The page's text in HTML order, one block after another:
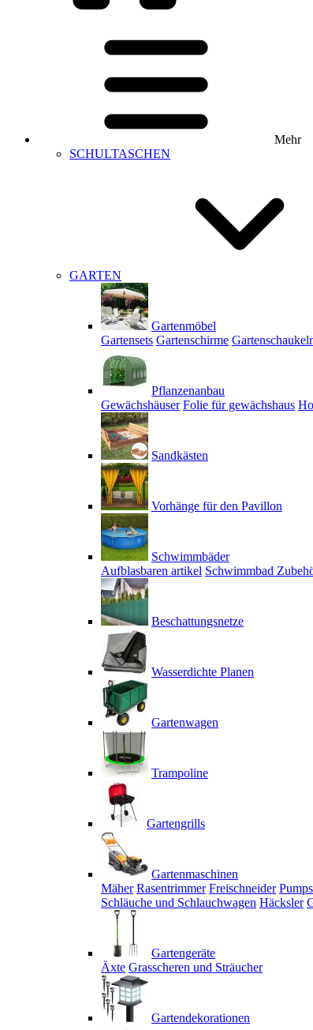
Mehr
SCHULTASCHEN
GARTEN
Gartenmöbel
Gartensets Gartenschirme
Pflanzenanbau
Gewächshäuser Folie für gewächshaus
Sandkästen
Vorhänge für den Pavillon
Schwimmbäder
Aufblasbaren artikel Schwimmbad
Beschattungsnetze
Wasserdichte Planen
Gartenwagen
Trampoline
Gartengrills
Gartenmaschinen
Mäher Rasentrimmer Freischneider Pumps
Schläuche und Schlauchwagen Häcksler
Gartengeräte
Äxte Grasscheren und Sträucher
Gartendekorationen